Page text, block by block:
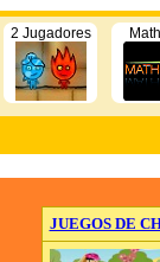
2 Jugadores
JUEGOS DE